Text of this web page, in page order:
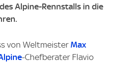
Alpine-Rennstalls in die
von Weltmeister Max
-Chefberater Flavio